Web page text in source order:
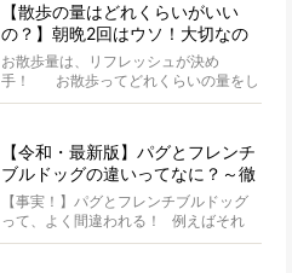
【散歩の量はどれくらいがいい
の？】朝晩2回はウソ！大切なの
は運動量より「リフレッシュ」〜
お散歩にまつわる疑問FAQつき〜
お散歩量は、リフレッシュが決め
手！ お散歩ってどれくらいの量をし
たらいいのか迷いませんか？ よ...
【令和・最新版】パグとフレンチ
ブルドッグの違いってなに？～徹
底解説～
【事実！】パグとフレンチブルドッグ
って、よく間違われる！ 例えばそれ
は、愛ブヒとのお散歩中。 &...